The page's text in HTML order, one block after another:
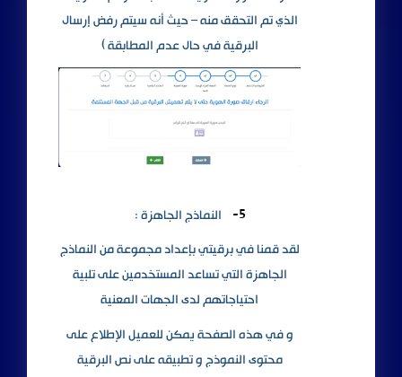
الذي تم التحقق منه – حيث أنه سيتم رفض إرسال
البرقية في حال عدم المطابقة )
5-
النماذج الجاهزة :
لقد قمنا في برقيتي بإعداد مجموعة من النماذج
الجاهزة التي تساعد المستخدمين على تلبية
احتياجاتهم لدى الجهات المعنية
و في هذه الصفحة يمكن للعميل الإطلاع على
محتوى النموذج و تطبيقه على نص البرقية